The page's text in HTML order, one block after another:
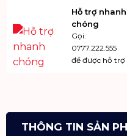
Hỗ trợ nhanh
chóng
Gọi:
0777.222.555
để được hỗ trợ
THÔNG TIN SẢN